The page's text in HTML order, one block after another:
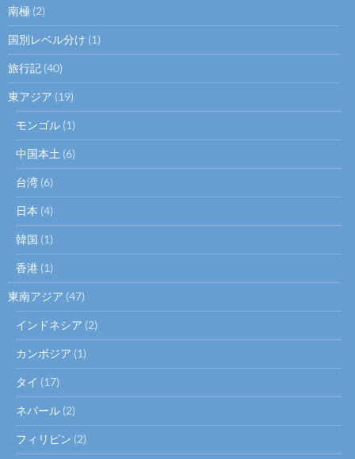
南極 (2)
国別レベル分け (1)
旅行記 (40)
東アジア (19)
モンゴル (1)
中国本土 (6)
台湾 (6)
日本 (4)
韓国 (1)
香港 (1)
東南アジア (47)
インドネシア (2)
カンボジア (1)
タイ (17)
ネパール (2)
フィリピン (2)